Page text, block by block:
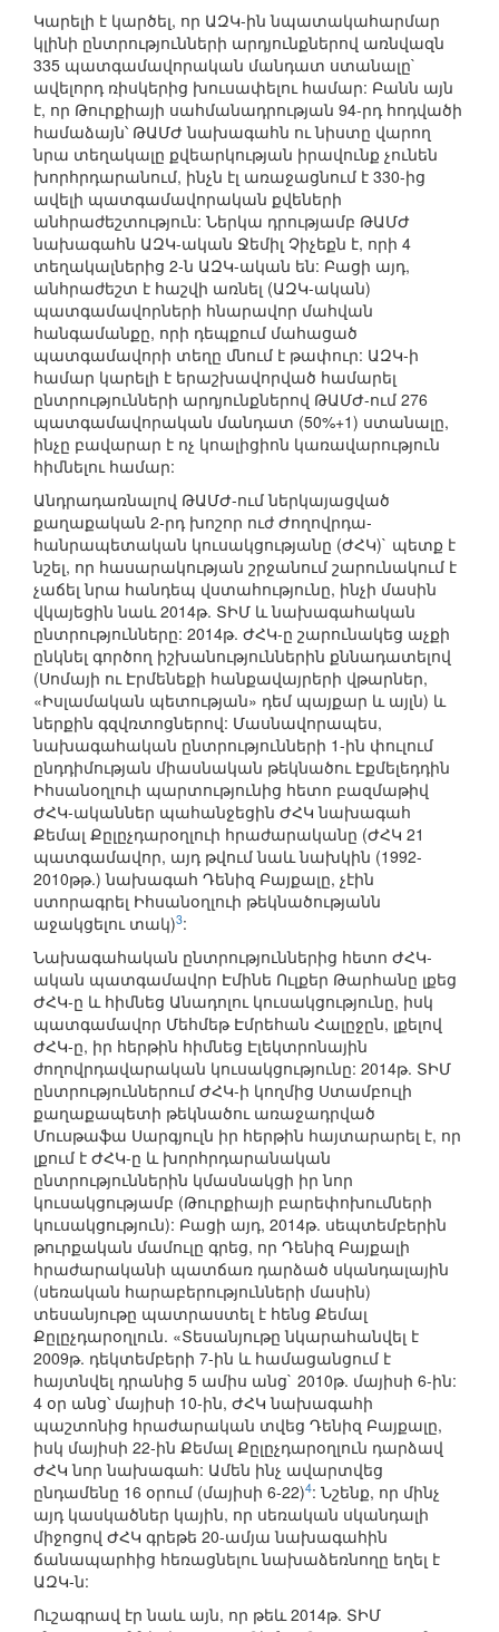
Կարելի է կարծել, որ ԱԶԿ-ին նպատակահարմար
կլինի ընտրությունների արդյունքներով առնվազն
335 պատգամավորական մանդատ ստանալը`
ավելորդ ռիսկերից խուսափելու համար: Բանն այն
է, որ Թուրքիայի սահմանադրության 94-րդ հոդվածի
համաձայն՝ ԹԱՄԺ նախագահն ու նիստը վարող
նրա տեղակալը քվեարկության իրավունք չունեն
խորհրդարանում, ինչն էլ առաջացնում է 330-ից
ավելի պատգամավորական քվեների
անհրաժեշտություն: Ներկա դրությամբ ԹԱՄԺ
նախագահն ԱԶԿ-ական Ջեմիլ Չիչեքն է, որի 4
տեղակալներից 2-ն ԱԶԿ-ական են: Բացի այդ,
անհրաժեշտ է հաշվի առնել (ԱԶԿ-ական)
պատգամավորների հնարավոր մահվան
հանգամանքը, որի դեպքում մահացած
պատգամավորի տեղը մնում է թափուր: ԱԶԿ-ի
համար կարելի է երաշխավորված համարել
ընտրությունների արդյունքներով ԹԱՄԺ-ում 276
պատգամավորական մանդատ (50%+1) ստանալը,
ինչը բավարար է ոչ կոալիցիոն կառավարություն
հիմնելու համար:
Անդրադառնալով ԹԱՄԺ-ում ներկայացված
քաղաքական 2-րդ խոշոր ուժ Ժողովրդա-
հանրապետական կուսակցությանը (ԺՀԿ)` պետք է
նշել, որ հասարակության շրջանում շարունակում է
չաճել նրա հանդեպ վստահությունը, ինչի մասին
վկայեցին նաև 2014թ. ՏԻՄ և նախագահական
ընտրությունները: 2014թ. ԺՀԿ-ը շարունակեց աչքի
ընկնել գործող իշխանություններին քննադատելով
(Սոմայի ու Էրմենեքի հանքավայրերի վթարներ,
«Իսլամական պետության» դեմ պայքար և այլն) և
ներքին գզվռտոցներով: Մասնավորապես,
նախագահական ընտրությունների 1-ին փուլում
ընդդիմության միասնական թեկնածու Էքմելեդդին
Իհսանօղլուի պարտությունից հետո բազմաթիվ
ԺՀԿ-ականներ պահանջեցին ԺՀԿ նախագահ
Քեմալ Քըլըչդարօղլուի հրաժարականը (ԺՀԿ 21
պատգամավոր, այդ թվում նաև նախկին (1992-
2010թթ.) նախագահ Դենիզ Բայքալը, չէին
ստորագրել Իհսանօղլուի թեկնածությանն
աջակցելու տակ)3:
Նախագահական ընտրություններից հետո ԺՀԿ-
ական պատգամավոր Էմինե Ուլքեր Թարհանը լքեց
ԺՀԿ-ը և հիմնեց Անադոլու կուսակցությունը, իսկ
պատգամավոր Մեհմեթ Էմրեհան Հալըջըն, լքելով
ԺՀԿ-ը, իր հերթին հիմնեց Էլեկտրոնային
ժողովրդավարական կուսակցությունը: 2014թ. ՏԻՄ
ընտրություններում ԺՀԿ-ի կողմից Ստամբուլի
քաղաքապետի թեկնածու առաջադրված
Մուսթաֆա Սարգյուլն իր հերթին հայտարարել է, որ
լքում է ԺՀԿ-ը և խորհրդարանական
ընտրություններին կմասնակցի իր նոր
կուսակցությամբ (Թուրքիայի բարեփոխումների
կուսակցություն): Բացի այդ, 2014թ. սեպտեմբերին
թուրքական մամուլը գրեց, որ Դենիզ Բայքալի
հրաժարականի պատճառ դարձած սկանդալային
(սեռական հարաբերությունների մասին)
տեսանյութը պատրաստել է հենց Քեմալ
Քըլըչդարօղլուն. «Տեսանյութը նկարահանվել է
2009թ. դեկտեմբերի 7-ին և համացանցում է
հայտնվել դրանից 5 ամիս անց` 2010թ. մայիսի 6-ին:
4 օր անց՝ մայիսի 10-ին, ԺՀԿ նախագահի
պաշտոնից հրաժարական տվեց Դենիզ Բայքալը,
իսկ մայիսի 22-ին Քեմալ Քըլըչդարօղլուն դարձավ
ԺՀԿ նոր նախագահ: Ամեն ինչ ավարտվեց
ընդամենը 16 օրում (մայիսի 6-22)4: Նշենք, որ մինչ
այդ կասկածներ կային, որ սեռական սկանդալի
միջոցով ԺՀԿ գրեթե 20-ամյա նախագահին
ճանապարհից հեռացնելու նախաձեռնողը եղել է
ԱԶԿ-ն:
Ուշագրավ էր նաև այն, որ թեև 2014թ. ՏԻՄ